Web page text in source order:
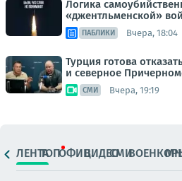
Логика
«джентльменской»
ПАБЛИКИ Вчера, 18:04
Турция готова
и северное
СМИ Вчера, 19:19
ЛЕНТАТОПОФИЦ.ВИДЕОСМИ